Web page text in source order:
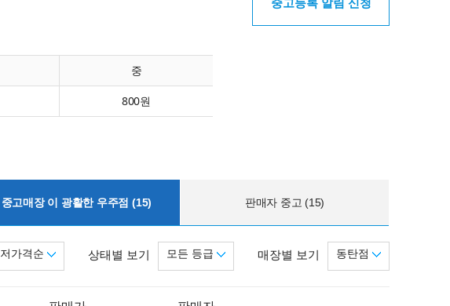
중
800원
중고등록 알림 신청
중고매장 이 광활한 우주점 (15) 판매자 중고 (15)
매장별 보기 동탄점
상태별 보기 모든 등급
저가격순